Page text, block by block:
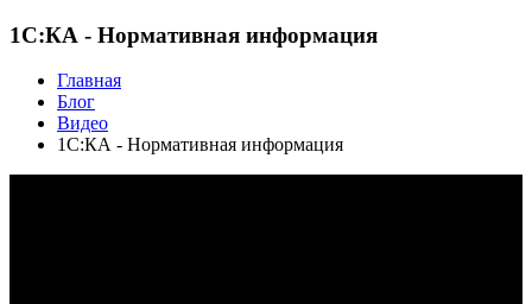
1С:КА - Нормативная информация
Главная
Блог
Видео
1С:КА - Нормативная информация